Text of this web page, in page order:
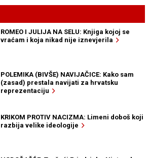
ROMEO I JULIJA NA SELU: Knjiga kojoj se
vraćam i koja nikad nije iznevjerila
POLEMIKA (BIVŠE) NAVIJAČICE: Kako sam
(zasad) prestala navijati za hrvatsku
reprezentaciju
KRIKOM PROTIV NACIZMA: Limeni doboš koji
razbija velike ideologije